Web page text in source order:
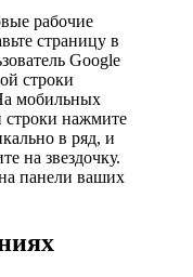
рабочие
страницу в
Google
строки
мобильных
строки нажмите
в ряд, и
на звездочку.
панели ваших